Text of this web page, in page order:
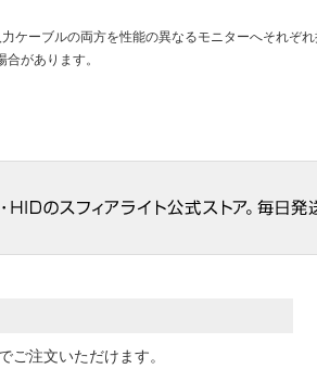
ケーブルの両方を性能の異なるモニターへそれぞ
があります。
ご注文いただけます。